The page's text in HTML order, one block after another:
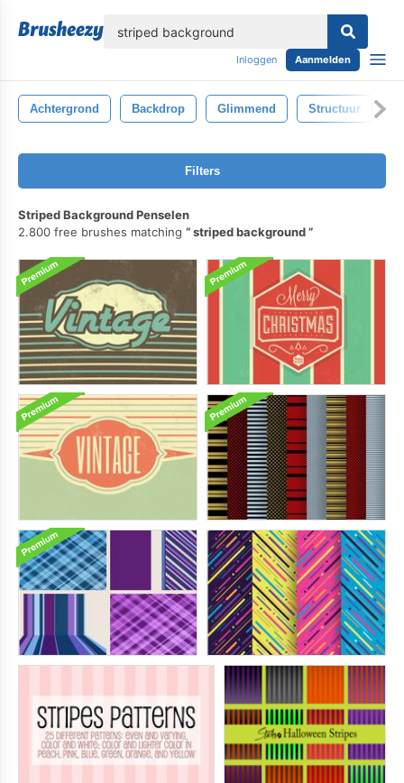
Inloggen Aanmelden
Achtergrond Backdrop Glimmend Structuur
Filters
Striped Background Penselen
2.800 free brushes matching
striped background